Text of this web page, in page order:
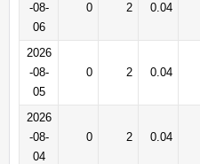
-08-
06
0 2 0.04
2026
-08-
05
0 2 0.04
2026
-08-
04
0 2 0.04